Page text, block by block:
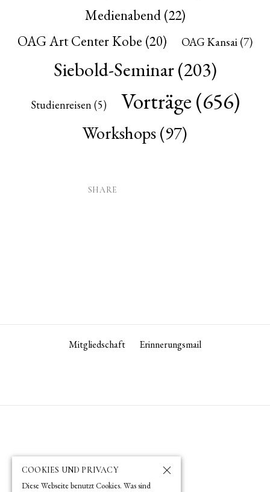
Medienabend(22)
OAG Art Center Kobe (20) OAG Kansai (7)
Siebold-Seminar(203)
Studienreisen(5) Vorträge(656)
Workshops(97)
SHARE
Mitgliedschaft Erinnerungsmail
COOKIES UND PRIVACY
Diese Webseite benutzt Cookies. Was sind